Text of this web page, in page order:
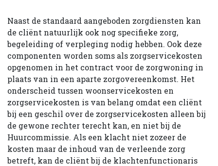
Naast de standaard aangeboden zorgdiensten kan
de cliënt natuurlijk ook nog specifieke zorg,
begeleiding of verpleging nodig hebben. Ook deze
componenten worden soms als zorgservicekosten
opgenomen in het contract voor de zorgwoning in
plaats van in een aparte zorgovereenkomst. Het
onderscheid tussen woonservicekosten en
zorgservicekosten is van belang omdat een cliënt
bij een geschil over de zorgservicekosten alleen bij
de gewone rechter terecht kan, en niet bij de
Huurcommissie. Als een klacht niet zozeer de
kosten maar de inhoud van de verleende zorg
betreft, kan de cliënt bij de klachtenfunctionaris